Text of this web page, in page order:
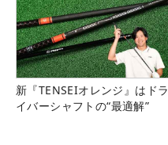
新『TENSEIオレンジ』はドラ
イバーシャフトの“最適解”